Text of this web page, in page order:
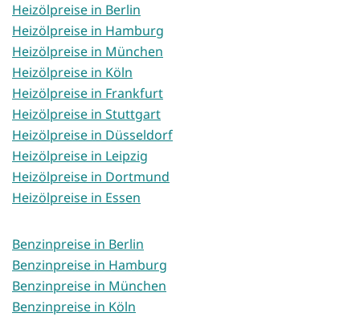
Heizölpreise in Berlin
Heizölpreise in Hamburg
Heizölpreise in München
Heizölpreise in Köln
Heizölpreise in Frankfurt
Heizölpreise in Stuttgart
Heizölpreise in Düsseldorf
Heizölpreise in Leipzig
Heizölpreise in Dortmund
Heizölpreise in Essen
Benzinpreise in Berlin
Benzinpreise in Hamburg
Benzinpreise in München
Benzinpreise in Köln